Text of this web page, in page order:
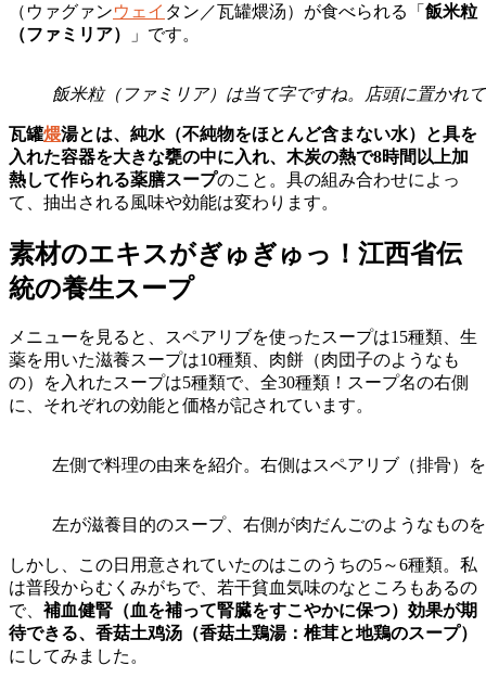
（ウァグァンウェイ タン／瓦罐煨汤）が食べられる「 飯米粒
（ファミリア）
」です。
飯米粒（ファミリア）は当て字ですね。店頭に置かれ
瓦罐煨湯とは、純水（不純物をほとんど含まない水）と具を
入れた容器を大きな甕の中に入れ、木炭の熱で8時間以上加
熱して作られる薬膳スープのこと。具の組み合わせによっ
て、抽出される風味や効能は変わります。
素材のエキスがぎゅぎゅっ！江西省伝
統の養生スープ
メニューを見ると、スペアリブを使ったスープは15種類、生
薬を用いた滋養スープは10種類、肉餅（肉団子のようなも
の）を入れたスープは5種類で、全30種類！スープ名の右側
に、それぞれの効能と価格が記されています。
左側で料理の由来を紹介。右側はスペアリブ（排骨）
左が滋養目的のスープ、右側が肉だんごのようなもの
しかし、この日用意されていたのはこのうちの5～6種類。私
は普段からむくみがちで、若干貧血気味のなところもあるの
で、 補血健腎（血を補って腎臓をすこやかに保つ）効果が期
待できる、香菇土鸡汤（香菇土鶏湯：椎茸と地鶏のスープ）
にしてみました。